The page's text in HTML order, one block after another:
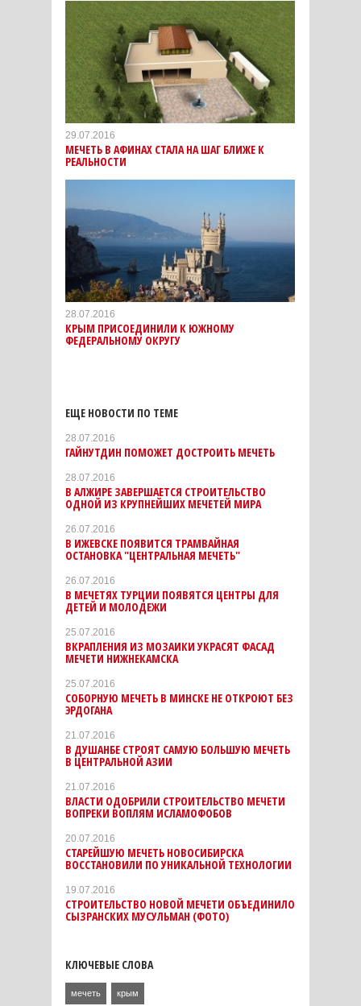
29.07.2016
МЕЧЕТЬ В АФИНАХ СТАЛА НА ШАГ БЛИЖЕ К
РЕАЛЬНОСТИ
28.07.2016
КРЫМ ПРИСОЕДИНИЛИ К ЮЖНОМУ
ФЕДЕРАЛЬНОМУ ОКРУГУ
ЕЩЕ НОВОСТИ ПО ТЕМЕ
28.07.2016
ГАЙНУТДИН ПОМОЖЕТ ДОСТРОИТЬ МЕЧЕТЬ
28.07.2016
В АЛЖИРЕ ЗАВЕРШАЕТСЯ СТРОИТЕЛЬСТВО
ОДНОЙ ИЗ КРУПНЕЙШИХ МЕЧЕТЕЙ МИРА
26.07.2016
В ИЖЕВСКЕ ПОЯВИТСЯ ТРАМВАЙНАЯ
ОСТАНОВКА "ЦЕНТРАЛЬНАЯ МЕЧЕТЬ"
26.07.2016
В МЕЧЕТЯХ ТУРЦИИ ПОЯВЯТСЯ ЦЕНТРЫ ДЛЯ
ДЕТЕЙ И МОЛОДЕЖИ
25.07.2016
ВКРАПЛЕНИЯ ИЗ МОЗАИКИ УКРАСЯТ ФАСАД
МЕЧЕТИ НИЖНЕКАМСКА
25.07.2016
СОБОРНУЮ МЕЧЕТЬ В МИНСКЕ НЕ ОТКРОЮТ БЕЗ
ЭРДОГАНА
21.07.2016
В ДУШАНБЕ СТРОЯТ САМУЮ БОЛЬШУЮ МЕЧЕТЬ
В ЦЕНТРАЛЬНОЙ АЗИИ
21.07.2016
ВЛАСТИ ОДОБРИЛИ СТРОИТЕЛЬСТВО МЕЧЕТИ
ВОПРЕКИ ВОПЛЯМ ИСЛАМОФОБОВ
20.07.2016
СТАРЕЙШУЮ МЕЧЕТЬ НОВОСИБИРСКА
ВОССТАНОВИЛИ ПО УНИКАЛЬНОЙ ТЕХНОЛОГИИ
19.07.2016
СТРОИТЕЛЬСТВО НОВОЙ МЕЧЕТИ ОБЪЕДИНИЛО
СЫЗРАНСКИХ МУСУЛЬМАН (ФОТО)
КЛЮЧЕВЫЕ СЛОВА
мечеть крым